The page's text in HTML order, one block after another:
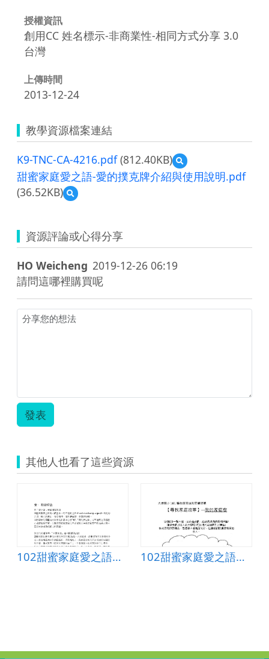
授權資訊
創用CC 姓名標示-非商業性-相同方式分享 3.0
台灣
上傳時間
2013-12-24
教學資源檔案連結
K9-TNC-CA-4216.pdf(812.40KB)
預
覽
K9-
甜蜜家庭愛之語-愛的撲克牌介紹與使用說明.pdf
(36.52KB)
預
覽
家
庭
愛
之
語-
的
撲
用
資源評論或心得分享
HO Weicheng 2019-12-26 06:19
請問這哪裡購買呢
發表
其他人也看了這些資源
102甜蜜家庭愛之語教案 102甜蜜家庭愛之語學習單1